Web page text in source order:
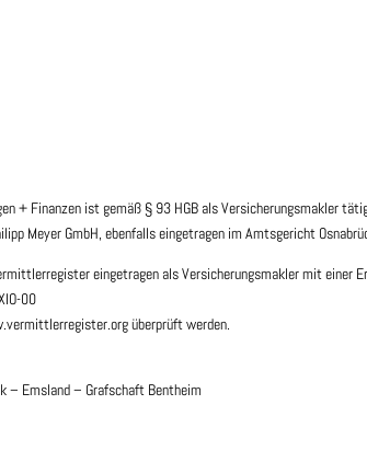
+ Finanzen ist gemäß § 93 HGB als Versicherungsmakler
Meyer GmbH, ebenfalls eingetragen im Amtsgericht
eingetragen als Versicherungsmakler mit einer
00
überprüft werden.
– Emsland – Grafschaft Bentheim